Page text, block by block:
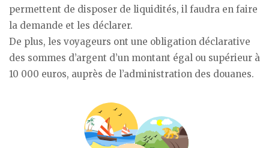
permettent de disposer de liquidités, il faudra en faire
la demande et les déclarer.
De plus, les voyageurs ont une obligation déclarative
des sommes d’argent d’un montant égal ou supérieur à
10 000 euros, auprès de l’administration des douanes.